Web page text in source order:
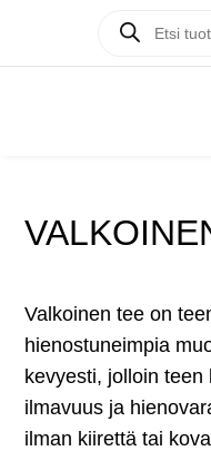
Products
search
Products
search
Valkoinen tee on
hienostuneimpia
kevyesti, jolloin
ilmavuus ja
ilman kiirettä tai